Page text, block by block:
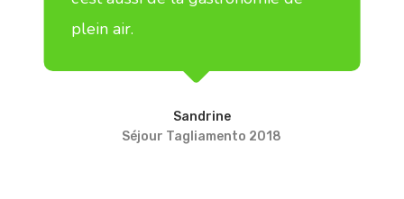
plein air.
Sandrine
Séjour Tagliamento 2018